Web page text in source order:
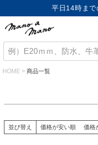
平日14時まで
HOME 商品一覧
価格が安い順
価格が高い順
優先度順
キーワードヒット順
並び替え 価格が安い順 価格